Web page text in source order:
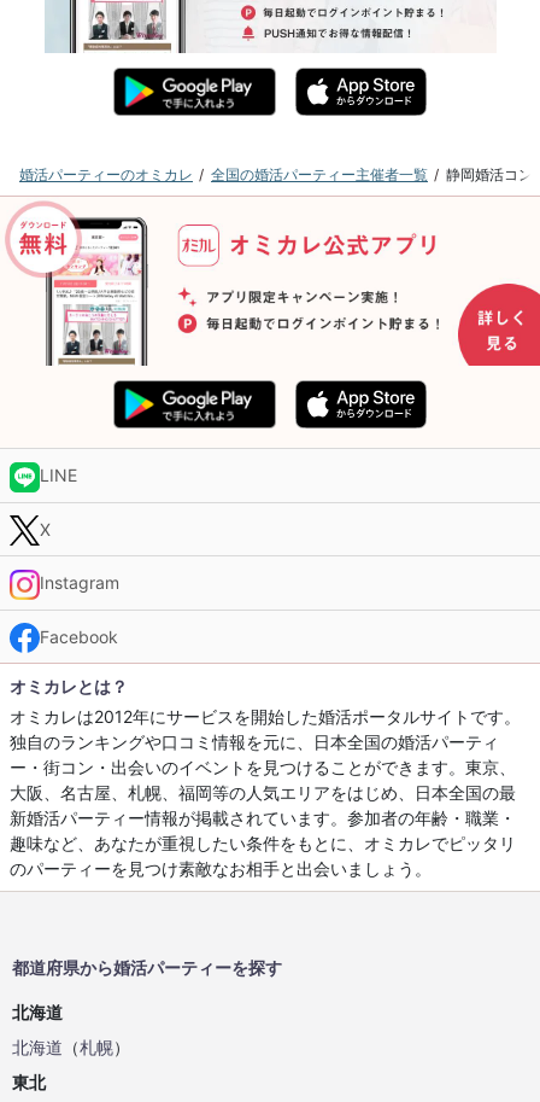
婚活パーティーのオミカレ 全国の婚活パーティー主催者一覧 静岡婚活コン
LINE
X
Instagram
Facebook
オミカレとは？
オミカレは2012年にサービスを開始した婚活ポータルサイトです。
独自のランキングや口コミ情報を元に、日本全国の婚活パーティ
ー・街コン・出会いのイベントを見つけることができます。東京、
大阪、名古屋、札幌、福岡等の人気エリアをはじめ、日本全国の最
新婚活パーティー情報が掲載されています。参加者の年齢・職業・
趣味など、あなたが重視したい条件をもとに、オミカレでピッタリ
のパーティーを見つけ素敵なお相手と出会いましょう。
都道府県から婚活パーティーを探す
北海道
北海道 （札幌）
東北